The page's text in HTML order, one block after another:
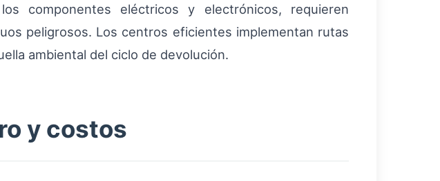
componentes eléctricos y electrónicos, requieren
peligrosos. Los centros eficientes implementan rutas
ambiental del ciclo de devolución.
y costos